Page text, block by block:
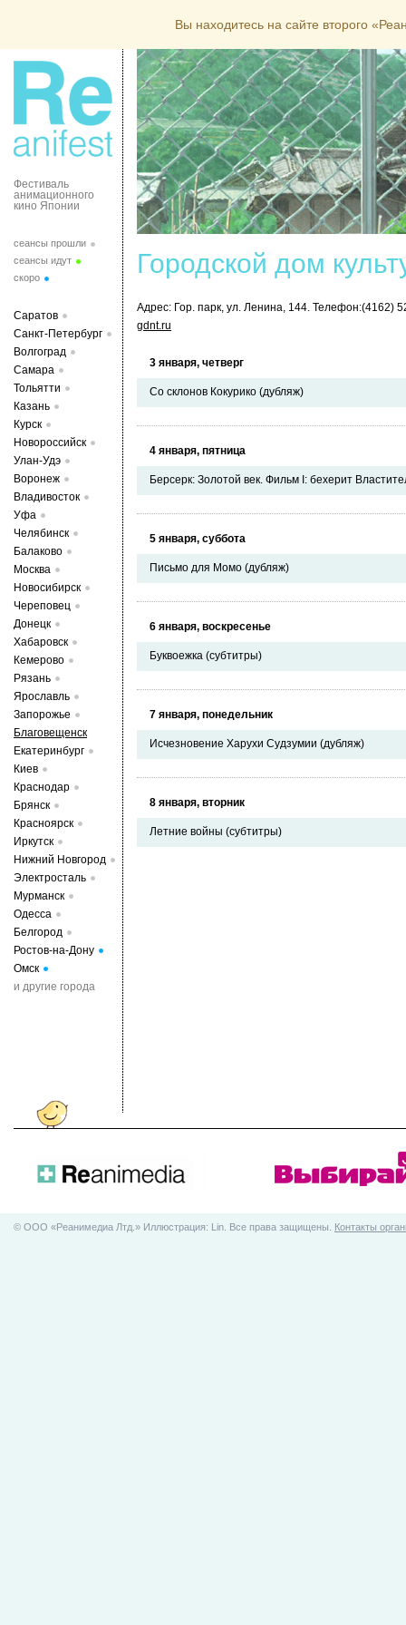
Вы находитесь на сайте второго
Фестиваль
анимационного
кино Японии
сеансы прошли
сеансы идут
скоро
Саратов
Санкт-Петербург
Волгоград
Самара
Тольятти
Казань
Курск
Новороссийск
Улан-Удэ
Воронеж
Владивосток
Уфа
Челябинск
Балаково
Москва
Новосибирск
Череповец
Донецк
Хабаровск
Кемерово
Рязань
Ярославль
Запорожье
Благовещенск
Екатеринбург
Киев
Краснодар
Брянск
Красноярск
Иркутск
Нижний Новгород
Электросталь
Мурманск
Одесса
Белгород
Ростов-на-Дону
Омск
и другие города
Городской дом
Адрес: Гор. парк, ул. Ленина, 144. Телефон:(4162)
gdnt.ru
3 января, четверг
Со склонов Кокурико (дубляж)
4 января, пятница
Берсерк: Золотой век. Фильм I: бехерит
5 января, суббота
Письмо для Момо (дубляж)
6 января, воскресенье
Буквоежка (субтитры)
7 января, понедельник
Исчезновение Харухи Судзумии (дубляж)
8 января, вторник
Летние войны (субтитры)
© ООO «Реанимедиа Лтд.» Иллюстрация: Lin. Все права защищены. Контакты